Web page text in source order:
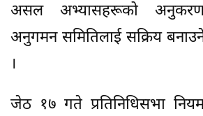
असल अभ्यासहरूको
अनुगमन समितिलाई सक्रिय
।
जेठ १७ गते प्रतिनिधिसभा